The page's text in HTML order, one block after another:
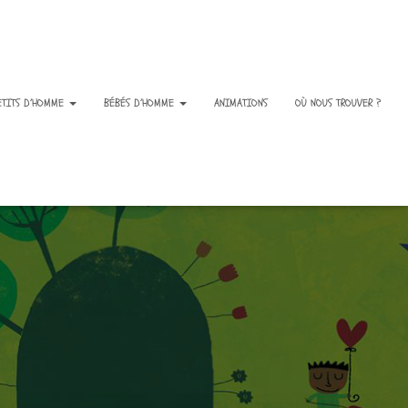
D’HOMME BÉBÉS D’HOMME ANIMATIONS OÙ NOUS TROUVER ?